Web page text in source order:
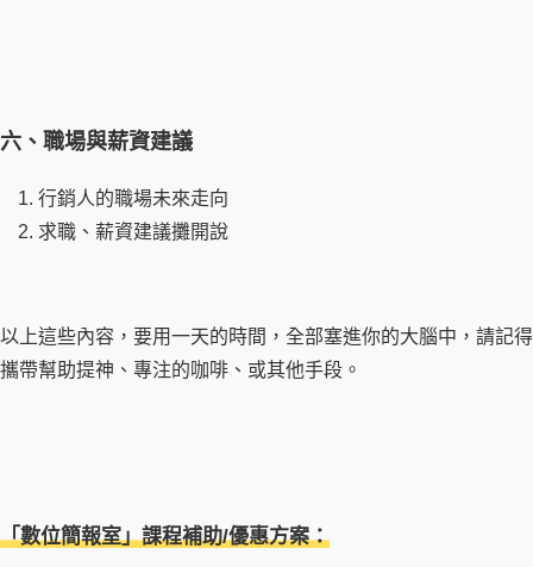
六、職場與薪資建議
行銷人的職場未來走向
求職、薪資建議攤開說
以上這些內容，要用一天的時間，全部塞進你的大腦中，請記得
攜帶幫助提神、專注的咖啡、或其他手段。
「數位簡報室」課程補助/優惠方案：